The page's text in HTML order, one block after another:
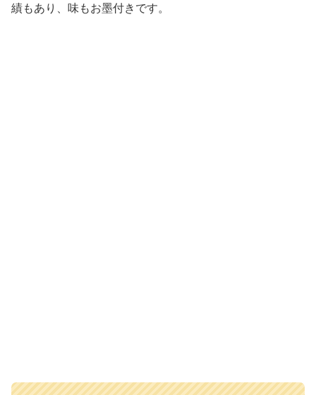
績もあり、味もお墨付きです。